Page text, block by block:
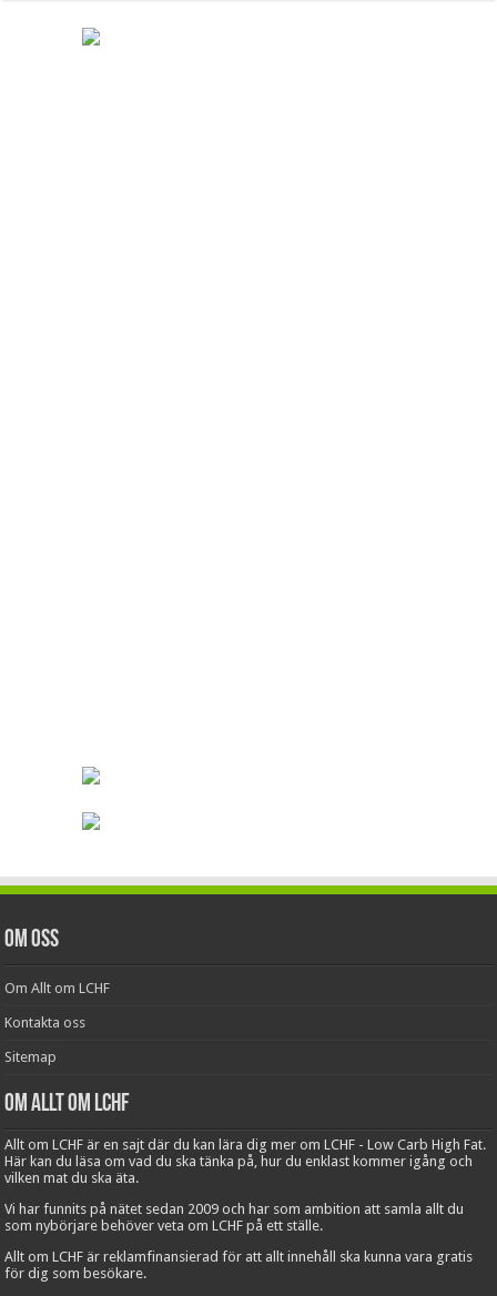
Om oss
Om Allt om LCHF
Kontakta oss
Sitemap
Om Allt om LCHF
Allt om LCHF är en sajt där du kan lära dig mer om LCHF - Low Carb High Fat.
Här kan du läsa om vad du ska tänka på, hur du enklast kommer igång och
vilken mat du ska äta.
Vi har funnits på nätet sedan 2009 och har som ambition att samla allt du
som nybörjare behöver veta om LCHF på ett ställe.
Allt om LCHF är reklamfinansierad för att allt innehåll ska kunna vara gratis
för dig som besökare.